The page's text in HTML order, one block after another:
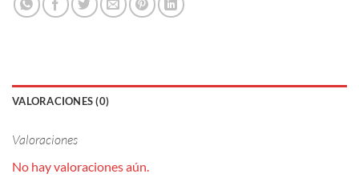
VALORACIONES (0)
Valoraciones
No hay valoraciones aún.